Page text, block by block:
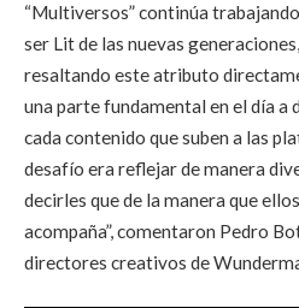
“Multiversos” continúa
ser Lit de las nuevas
resaltando este atributo
una parte fundamental en el día a
cada contenido que suben a las
desafío era reflejar de manera
decirles que de la manera que
acompaña”, comentaron Pedro
directores creativos de